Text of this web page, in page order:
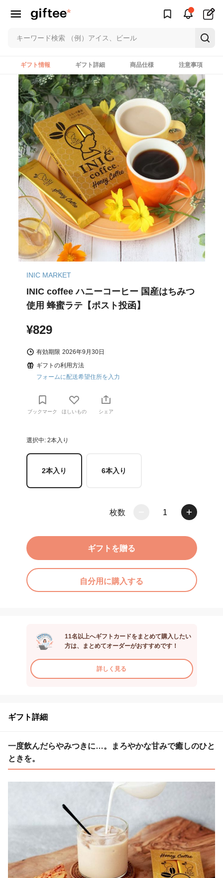
ギフト情報 ギフト詳細 商品仕様 注意事項
INIC MARKET
INIC coffee ハニーコーヒー 国産はちみつ
使用 蜂蜜ラテ【ポスト投函】
¥829
有効期限 2026年9月30日
ギフトの利用方法
フォームに配送希望住所を入力
ブックマーク ほしいもの シェア
選択中: 2本入り
2本入り 6本入り
枚数 1
ギフトを贈る
自分用に購入する
11名以上へギフトカードをまとめて購入したい
方は、まとめてオーダーがおすすめです！
詳しく見る
ギフト詳細
一度飲んだらやみつきに…。まろやかな甘みで癒しのひと
ときを。